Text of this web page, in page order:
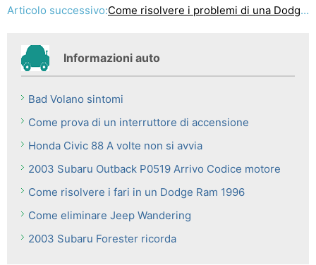
Articolo successivo:Come risolvere i problemi di una Dodge Dakota motore
Informazioni auto
Bad Volano sintomi
Come prova di un interruttore di accensione
Honda Civic 88 A volte non si avvia
2003 Subaru Outback P0519 Arrivo Codice motore
Come risolvere i fari in un Dodge Ram 1996
Come eliminare Jeep Wandering
2003 Subaru Forester ricorda